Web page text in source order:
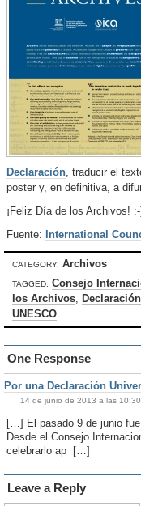
Declaración, traducir el
poster y, en definitiva, a
¡Feliz Día de los Archivos!
Fuente: International
CATEGORY: Archivos
TAGGED: Consejo
los Archivos,
UNESCO
One Response
Por una Declaración
14 de junio de 2013 a las
[…] El pasado 9 de junio
Desde el Consejo
celebrarlo ap […]
Leave a Reply